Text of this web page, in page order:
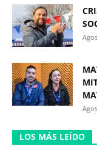
LOS MÁS LEÍDO